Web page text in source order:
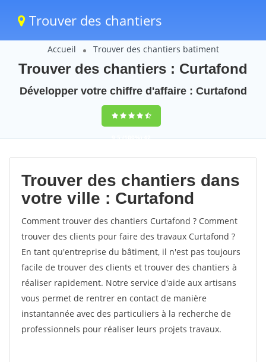
Trouver des chantiers
Accueil Trouver des chantiers batiment
Trouver des chantiers : Curtafond
Développer votre chiffre d'affaire : Curtafond
9,5(100%)42
votes
Trouver des chantiers dans
votre ville : Curtafond
Comment trouver des chantiers Curtafond ? Comment
trouver des clients pour faire des travaux Curtafond ?
En tant qu'entreprise du bâtiment, il n'est pas toujours
facile de trouver des clients et trouver des chantiers à
réaliser rapidement. Notre service d'aide aux artisans
vous permet de rentrer en contact de manière
instantannée avec des particuliers à la recherche de
professionnels pour réaliser leurs projets travaux.